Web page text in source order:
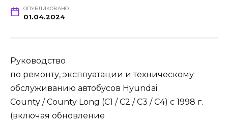
ОПУБЛИКОВАНО
01.04.2024
Руководство
по ремонту, эксплуатации и техническому
обслуживанию автобусов Hyundai
County / County Long (C1 / C2 / C3 / C4) с 1998 г.
(включая обновление